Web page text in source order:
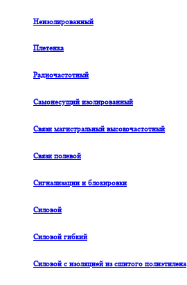
Неизолированный
Плетенка
Радиочастотный
Самонесущий изолированный
Связи магистральный высокочастотный
Связи полевой
Сигнализации и блокировки
Силовой
Силовой гибкий
Силовой с изоляцией из сшитого полиэтилена